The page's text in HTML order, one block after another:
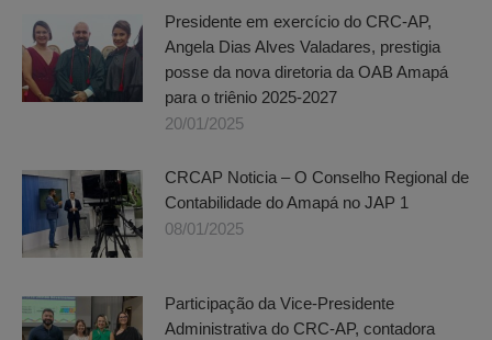
Presidente em exercício do CRC-AP,
Angela Dias Alves Valadares, prestigia
posse da nova diretoria da OAB Amapá
para o triênio 2025-2027
20/01/2025
CRCAP Noticia – O Conselho Regional de
Contabilidade do Amapá no JAP 1
08/01/2025
Participação da Vice-Presidente
Administrativa do CRC-AP, contadora